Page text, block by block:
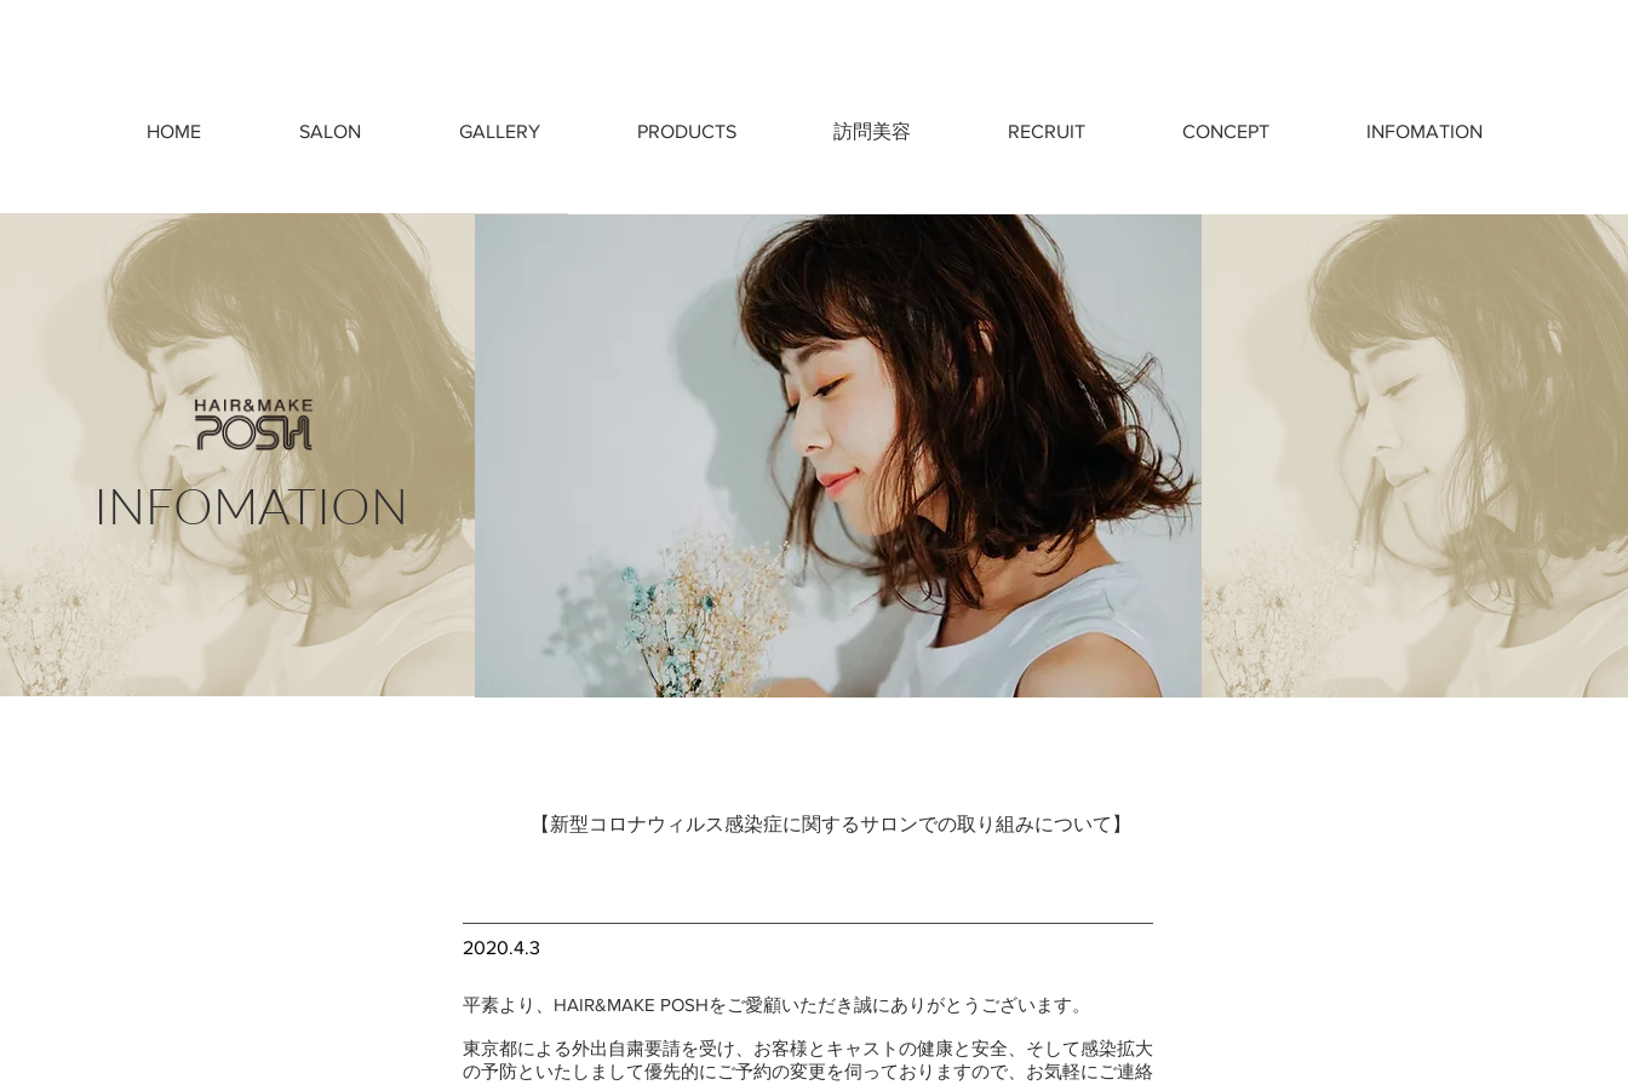
HOME SALON GALLERY PRODUCTS 訪問美容 RECRUIT CONCEPT INFOMATION
INFOMATION
【新型コロナウィルス感染症に関するサロンでの取り組みについて】
2020.4.3
平素より、HAIR&MAKE POSHをご愛顧いただき誠にありがとうございます。
東京都による外出自粛要請を受け、お客様とキャストの健康と安全、そして感染拡大
の予防といたしまして優先的にご予約の変更を伺っておりますので、お気軽にご連絡